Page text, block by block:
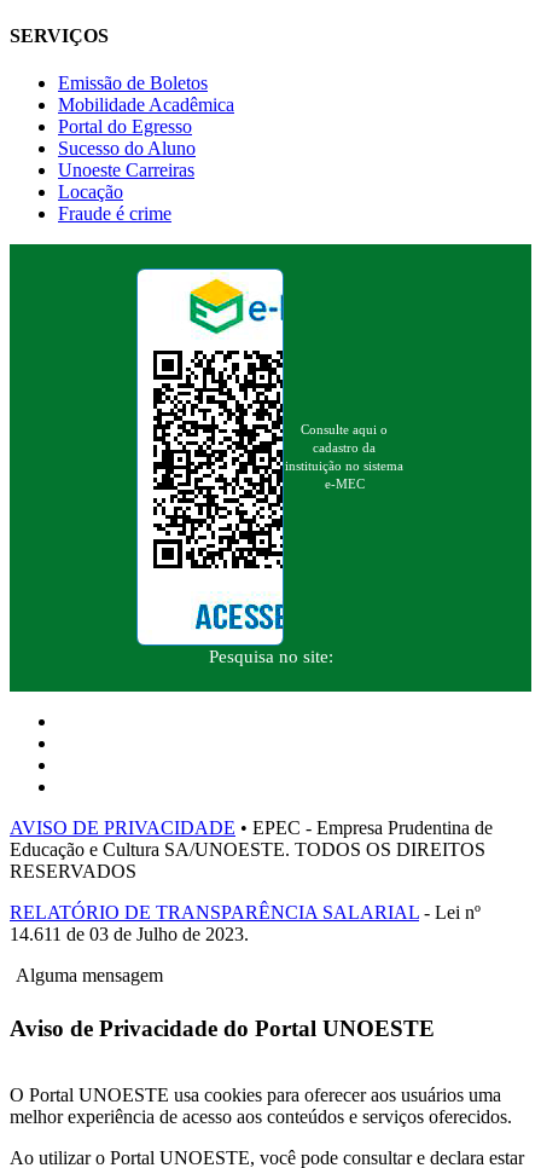
SERVIÇOS
Emissão de Boletos
Mobilidade Acadêmica
Portal do Egresso
Sucesso do Aluno
Unoeste Carreiras
Locação
Fraude é crime
Consulte aqui o
cadastro da
instituição no sistema
e-MEC
Pesquisa no site:
AVISO DE PRIVACIDADE • EPEC - Empresa Prudentina de
Educação e Cultura SA/UNOESTE. TODOS OS DIREITOS
RESERVADOS
RELATÓRIO DE TRANSPARÊNCIA SALARIAL - Lei nº
14.611 de 03 de Julho de 2023.
Alguma mensagem
Aviso de Privacidade do Portal UNOESTE
O Portal UNOESTE usa cookies para oferecer aos usuários uma
melhor experiência de acesso aos conteúdos e serviços oferecidos.
Ao utilizar o Portal UNOESTE, você pode consultar e declara estar